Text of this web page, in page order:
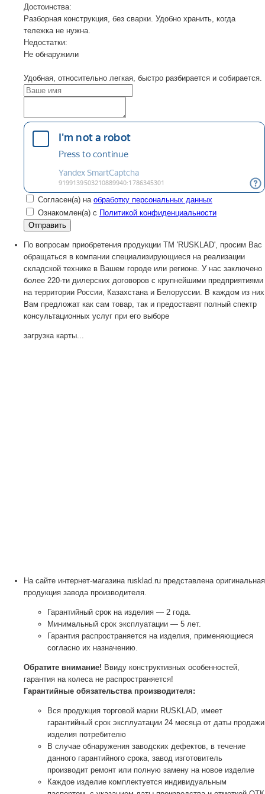
Достоинства:
Разборная конструкция, без сварки. Удобно хранить, когда
тележка не нужна.
Недостатки:
Не обнаружили
Удобная, относительно легкая, быстро разбирается и собирается.
Согласен(а) на обработку персональных данных
Ознакомлен(а) с Политикой конфиденциальности
По вопросам приобретения продукции TM 'RUSKLAD', просим Вас
обращаться в компании специализирующиеся на реализации
складской технике в Вашем городе или регионе. У нас заключено
более 220-ти дилерских договоров с крупнейшими предприятиями
на территории России, Казахстана и Белоруссии. В каждом из них
Вам предложат как сам товар, так и предоставят полный спектр
консультационных услуг при его выборе
загрузка карты...
На сайте интернет-магазина rusklad.ru представлена оригинальная
продукция завода производителя.
Гарантийный срок на изделия — 2 года.
Минимальный срок эксплуатации — 5 лет.
Гарантия распространяется на изделия, применяющиеся
согласно их назначению.
Обратите внимание! Ввиду конструктивных особенностей,
гарантия на колеса не распространяется!
Гарантийные обязательства производителя:
Вся продукция торговой марки RUSKLAD, имеет
гарантийный срок эксплуатации 24 месяца от даты продажи
изделия потребителю
В случае обнаружения заводских дефектов, в течение
данного гарантийного срока, завод изготовитель
производит ремонт или полную замену на новое изделие
Каждое изделие комплектуется индивидуальным